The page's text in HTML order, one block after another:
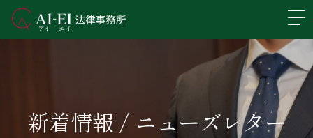
新着情報 / ニューズレター
事務所概要
業務分野